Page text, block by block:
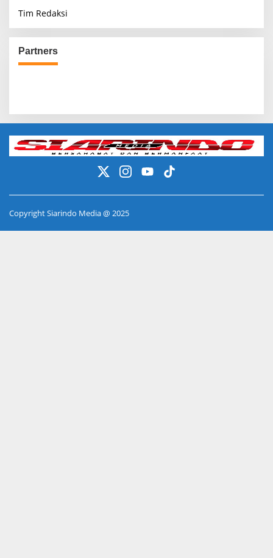
Tim Redaksi
Partners
Copyright Siarindo Media @ 2025